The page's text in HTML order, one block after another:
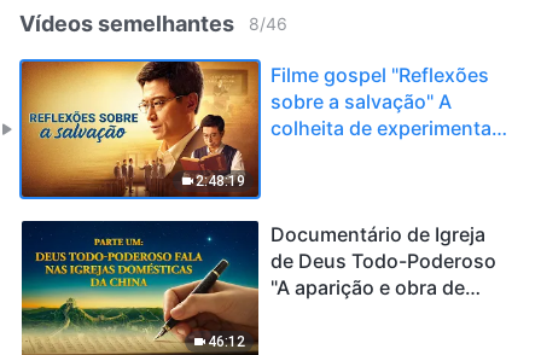
Vídeos semelhantes 8/46
2:48:19
Filme gospel "Reflexões
sobre a salvação" A
colheita de experimentar
46:12
Documentário de Igreja
de Deus Todo-Poderoso
"A aparição e obra de